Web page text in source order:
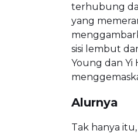
terhubung
yang
sisi lembut
Young dan
Alurnya
Tak hanya